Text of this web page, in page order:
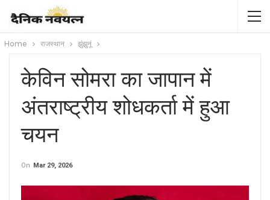
Home राजस्थान झुंझुनूं
केविन सोमरा का जापान में
अंतराष्ट्रीय शोधकर्ता में हुआ
चयन
On Mar 29, 2026